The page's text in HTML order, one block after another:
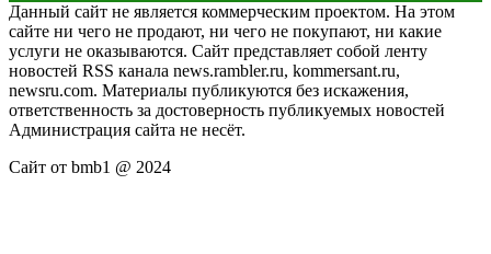
Данный сайт не является коммерческим проектом. На этом
сайте ни чего не продают, ни чего не покупают, ни какие
услуги не оказываются. Сайт представляет собой ленту
новостей RSS канала news.rambler.ru, kommersant.ru,
newsru.com. Материалы публикуются без искажения,
ответственность за достоверность публикуемых новостей
Администрация сайта не несёт.
Сайт от bmb1 @ 2024